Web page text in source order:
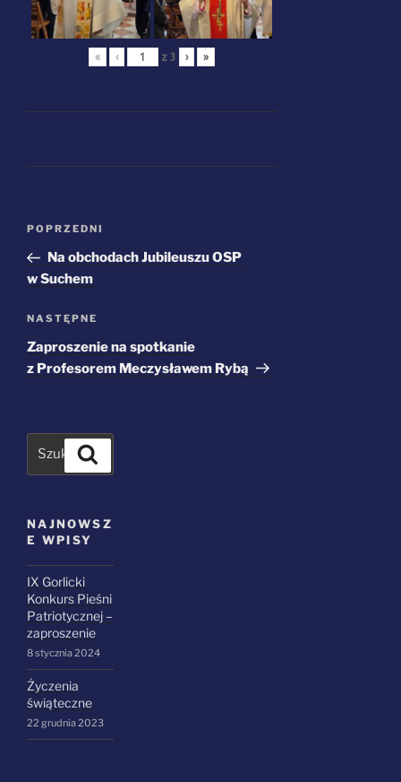
« ‹ z3 › »
Nawigacja
Poprzedni
wpis
POPRZEDNI
Na obchodach Jubileuszu OSP
w Suchem
Następny
wpis
NASTĘPNE
Zaproszenie na spotkanie
z Profesorem Meczysławem Rybą
NAJNOWSZ
E WPISY
IX Gorlicki
Konkurs Pieśni
Patriotycznej –
zaproszenie
8 stycznia 2024
Życzenia
świąteczne
22 grudnia 2023